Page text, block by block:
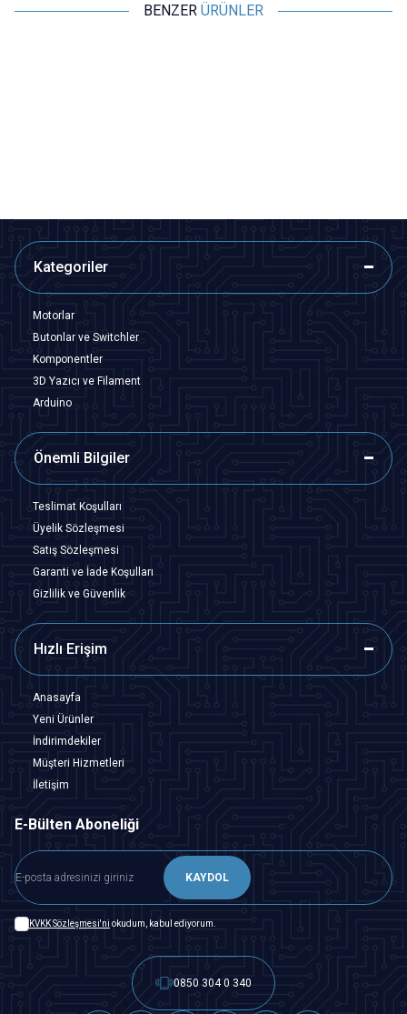
BENZER ÜRÜNLER
Kategoriler
Motorlar
Butonlar ve Switchler
Komponentler
3D Yazıcı ve Filament
Arduino
Önemli Bilgiler
Teslimat Koşulları
Üyelik Sözleşmesi
Satış Sözleşmesi
Garanti ve İade Koşulları
Gizlilik ve Güvenlik
Hızlı Erişim
Anasayfa
Yeni Ürünler
İndirimdekiler
Müşteri Hizmetleri
İletişim
E-Bülten Aboneliği
KAYDOL
KVKK Sözleşmesi'ni okudum, kabul ediyorum.
0850 304 0 340